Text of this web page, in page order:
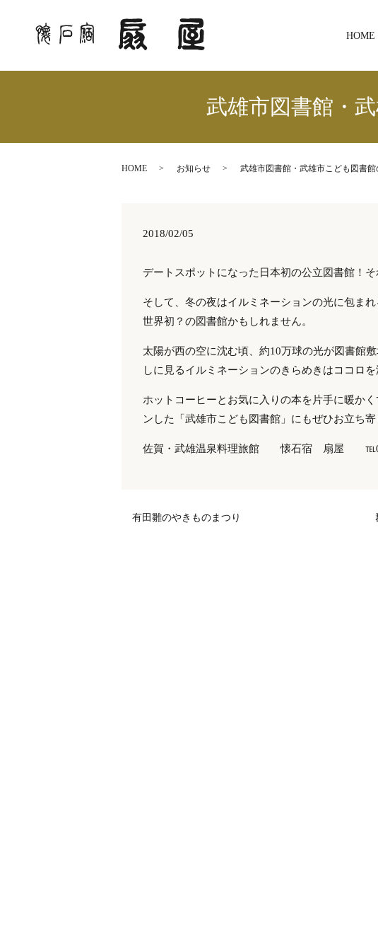
HOME
武雄市図書館・
HOME お知らせ 武雄市図書館・武雄市こども図書
2018/02/05
デートスポットになった日本初の公立図書館！そ
そして、冬の夜はイルミネーションの光に包ま
世界初？の図書館かもしれません。
太陽が西の空に沈む頃、約10万球の光が図書館
しに見るイルミネーションのきらめきはココロ
ホットコーヒーとお気に入りの本を片手に暖か
ンした「武雄市こども図書館」にもぜひお立ち寄
佐賀・武雄温泉料理旅館 懐石宿 扇屋
有田雛のやきものまつり